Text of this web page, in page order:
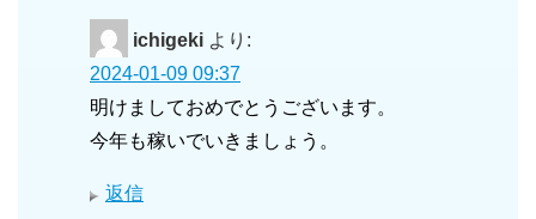
ichigeki より:
2024-01-09 09:37
明けましておめでとうございます。
今年も稼いでいきましょう。
返信